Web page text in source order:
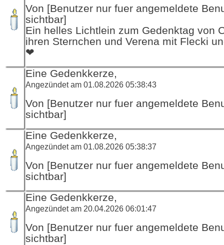
Von [Benutzer nur fuer angemeldete
sichtbar]
Ein helles Lichtlein zum Gedenktag von
ihren Sternchen und Verena mit Flecki
❤
Eine Gedenkkerze,
Angezündet am 01.08.2026 05:38:43
Von [Benutzer nur fuer angemeldete
sichtbar]
Eine Gedenkkerze,
Angezündet am 01.08.2026 05:38:37
Von [Benutzer nur fuer angemeldete
sichtbar]
Eine Gedenkkerze,
Angezündet am 20.04.2026 06:01:47
Von [Benutzer nur fuer angemeldete
sichtbar]